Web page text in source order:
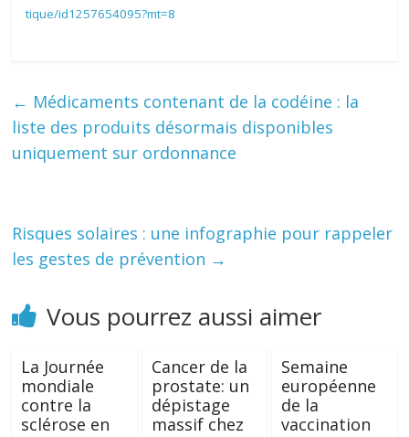
tique/id1257654095?mt=8
← Médicaments contenant de la codéine : la
liste des produits désormais disponibles
uniquement sur ordonnance
Risques solaires : une infographie pour rappeler
les gestes de prévention →
Vous pourrez aussi aimer
La Journée
mondiale
contre la
sclérose en
Cancer de la
prostate: un
dépistage
massif chez
Semaine
européenne
de la
vaccination